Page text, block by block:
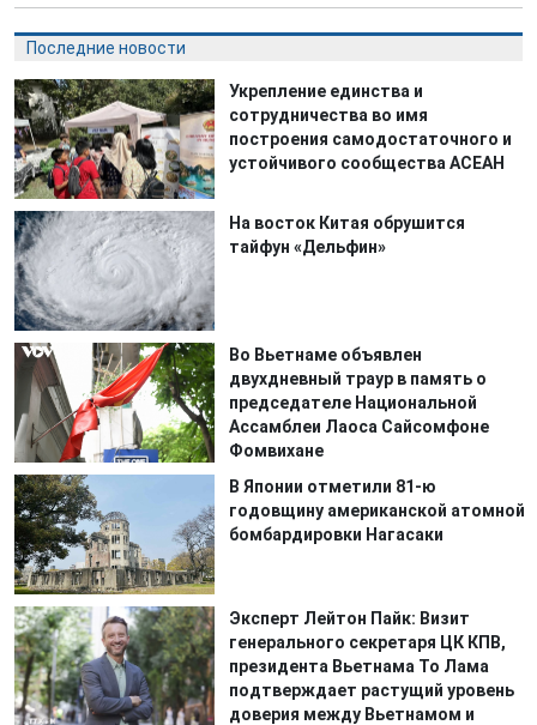
Последние новости
Укрепление единства и
сотрудничества во имя
построения самодостаточного и
устойчивого сообщества АСЕАН
На восток Китая обрушится
тайфун «Дельфин»
Во Вьетнаме объявлен
двухдневный траур в память о
председателе Национальной
Ассамблеи Лаоса Сайсомфоне
Фомвихане
В Японии отметили 81-ю
годовщину американской атомной
бомбардировки Нагасаки
Эксперт Лейтон Пайк: Визит
генерального секретаря ЦК КПВ,
президента Вьетнама То Лама
подтверждает растущий уровень
доверия между Вьетнамом и